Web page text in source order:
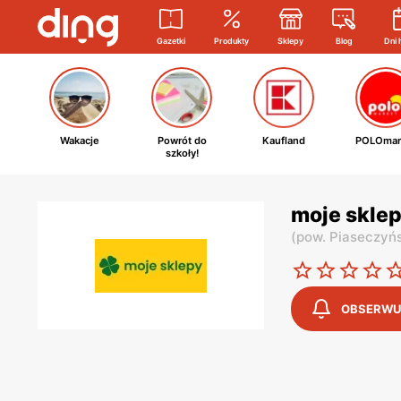
Gazetki Produkty Sklepy Blog Dni
Wakacje
Powrót do
szkoły!
Kaufland
moje
(pow.